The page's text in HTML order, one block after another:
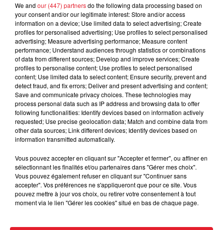
Cassie met fin à une ex-escorte
masculine dans sa bataille...
Des vitres tombent de la tour
Montparnasse : des désaccords
entre...
Incendies en Gironde : encore
plusieurs semaines avant
l'extinction...
We and our (447) partnersdo the following data processing based on
your consent and/or our legitimate interest: Store and/or access
information on a device; Use limited data to select advertising; Create
profiles for personalised advertising; Use profiles to select personalised
advertising; Measure advertising performance; Measure content
performance; Understand audiences through statistics or combinations
of data from different sources; Develop and improve services; Create
profiles to personalise content; Use profiles to select personalised
content; Use limited data to select content; Ensure security, prevent and
detect fraud, and fix errors; Deliver and present advertising and content;
Save and communicate privacy choices. These technologies may
process personal data such as IP address and browsing data to offer
following functionalities: Identify devices based on information actively
requested; Use precise geolocation data; Match and combine data from
other data sources; Link different devices; Identify devices based on
information transmitted automatically.
Vous pouvez accepter en cliquant sur "Accepter et fermer", ou affiner en
sélectionnant les finalités et/ou partenaires dans "Gérer mes choix".
Vous pouvez également refuser en cliquant sur "Continuer sans
accepter". Vos préférences ne s'appliqueront que pour ce site. Vous
pouvez mettre à jour vos choix, ou retirer votre consentement à tout
moment via le lien "Gérer les cookies" situé en bas de chaque page.